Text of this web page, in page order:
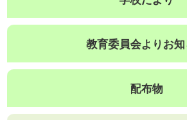
教育委員会よりお
配布物